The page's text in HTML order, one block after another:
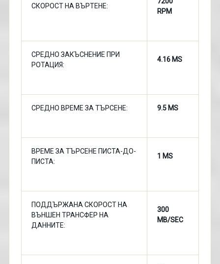
СКОРОСТ НА ВЪРТЕНЕ:
RPM
СРЕДНО ЗАКЪСНЕНИЕ ПРИ
РОТАЦИЯ:
4.16 MS
СРЕДНО ВРЕМЕ ЗА ТЪРСЕНЕ: 9.5 MS
ВРЕМЕ ЗА ТЪРСЕНЕ ПИСТА-ДО-
ПИСТА:
1 MS
ПОДДЪРЖАНА СКОРОСТ НА
ВЪНШЕН ТРАНСФЕР НА
ДАННИТЕ:
300
MB/SEC